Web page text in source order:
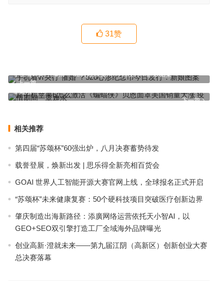
31赞
上一篇
手机看vr央行“催婚”？520心形纪念币今日发行：新娘图案
下一篇
新手机苹果6怎么激活《蝙蝠侠》贝恩面罩美国销量大涨 疫情期间一
罩难求
相关推荐
第四届“苏颂杯”60强出炉，八月决赛蓄势待发
载誉登展，焕新出发 | 思乐得全新亮相百货会
GOAI 世界人工智能开源大赛官网上线，全球报名正式开启
“苏颂杯”未来健康复赛：50个硬科技项目突破医疗创新边界
肇庆制造出海新路径：添廣网络运营依托天小智AI，以
GEO+SEO双引擎打造工厂全域海外品牌曝光
创业高新·澄就未来——第九届江阴（高新区）创新创业大赛
总决赛落幕